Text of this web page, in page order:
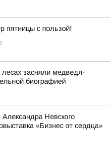
пятницы с пользой!
лесах засняли медведя-
биографией
Невского
«Бизнес от сердца»